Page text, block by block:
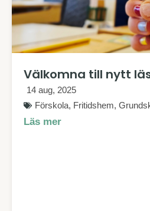
Välkomna till nytt
14 aug, 2025
Förskola, Fritidshem,
Läs mer